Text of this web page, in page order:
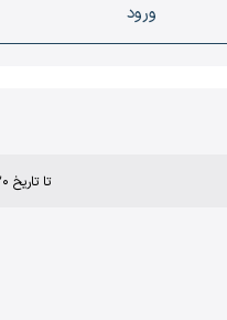
ورود
تا تاریخ ۲۰ شهریور با خرید هر مک، اشتراک رایگان اپ‌استور مک نید را دریافت کنید.